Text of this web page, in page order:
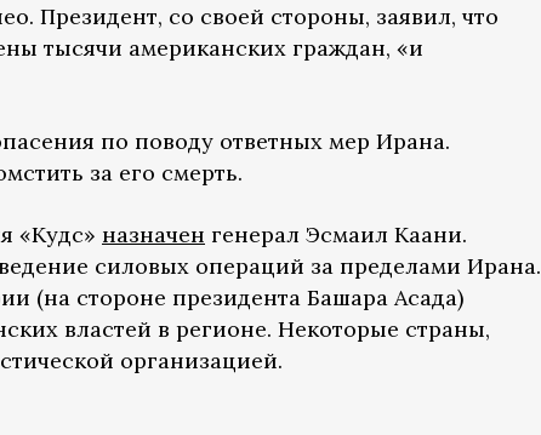
Президент, со своей стороны, заявил, что
тысячи американских граждан, «и
по поводу ответных мер Ирана.
за его смерть.
«Кудс» назначен генерал Эсмаил Каани.
силовых операций за пределами Ирана.
(на стороне президента Башара Асада)
властей в регионе. Некоторые страны,
организацией.